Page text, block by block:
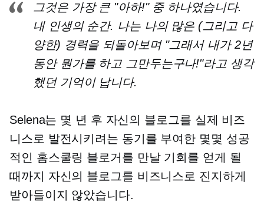
그것은 가장 큰 "아하!" 중 하나였습니다.
내 인생의 순간. 나는 나의 많은 (그리고 다
양한) 경력을 되돌아보며 "그래서 내가 2년
동안 뭔가를 하고 그만두는구나!"라고 생각
했던 기억이 납니다.
Selena는 몇 년 후 자신의 블로그를 실제 비즈
니스로 발전시키려는 동기를 부여한 몇몇 성공
적인 홈스쿨링 블로거를 만날 기회를 얻게 될
때까지 자신의 블로그를 비즈니스로 진지하게
받아들이지 않았습니다.